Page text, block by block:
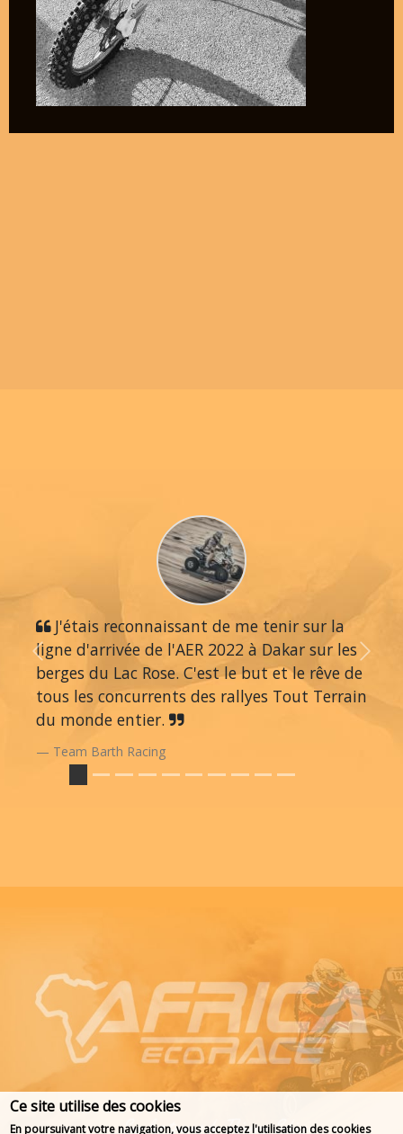
J'étais reconnaissant de me tenir sur la
ligne d'arrivée de l'AER 2022 à Dakar sur les
berges du Lac Rose. C'est le but et le rêve de
tous les concurrents des rallyes Tout Terrain
du monde entier.
Team Barth Racing
Previous Next
Ce site utilise des cookies
En poursuivant votre navigation, vous acceptez l'utilisation des cookies